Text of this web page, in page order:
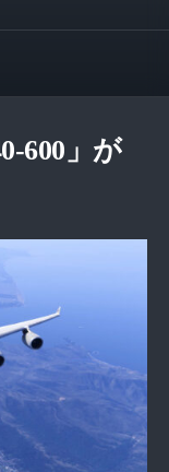
600」が